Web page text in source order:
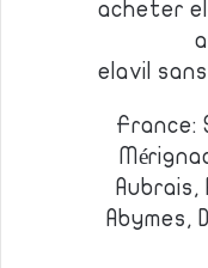
acheter
elavil
France:
Aubrais,
Abymes,